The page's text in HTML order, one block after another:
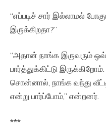
“எப்படிச் சார் இல்லாமல்
இருக்கிறதா?”
“அதான் நாங்க இருவரும்
பார்த்துக்கிட்டு
சொன்னால், நாங்க வந்து
என்று பார்ப்போம்,” என்றனர்.
***